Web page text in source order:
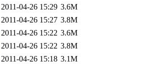
2011-04-26 15:29 3.6M
2011-04-26 15:27 3.8M
2011-04-26 15:22 3.6M
2011-04-26 15:22 3.8M
2011-04-26 15:18 3.1M